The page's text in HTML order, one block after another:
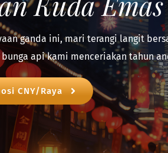
ganda ini, mari terangi langit
api kami menceriakan tahun
CNY/Raya